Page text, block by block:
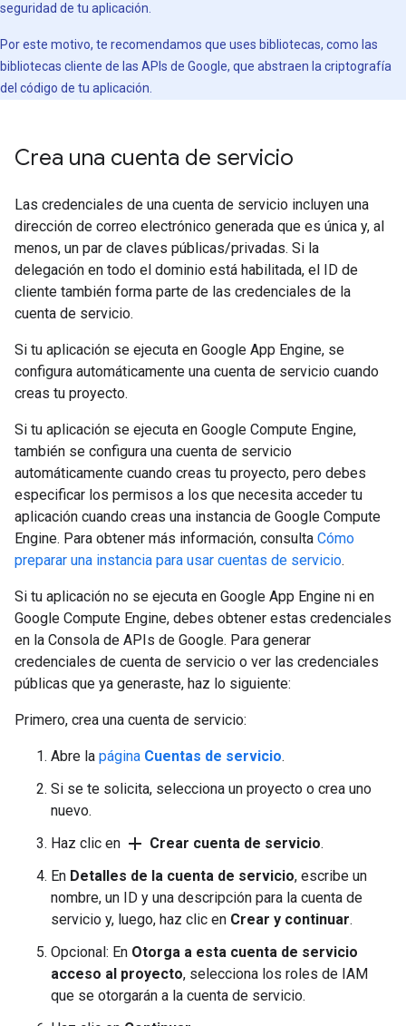
seguridad de tu aplicación.
Por este motivo, te recomendamos que uses bibliotecas, como las
bibliotecas cliente de las APIs de Google, que abstraen la criptografía
del código de tu aplicación.
Crea una cuenta de servicio
Las credenciales de una cuenta de servicio incluyen una
dirección de correo electrónico generada que es única y, al
menos, un par de claves públicas/privadas. Si la
delegación en todo el dominio está habilitada, el ID de
cliente también forma parte de las credenciales de la
cuenta de servicio.
Si tu aplicación se ejecuta en Google App Engine, se
configura automáticamente una cuenta de servicio cuando
creas tu proyecto.
Si tu aplicación se ejecuta en Google Compute Engine,
también se configura una cuenta de servicio
automáticamente cuando creas tu proyecto, pero debes
especificar los permisos a los que necesita acceder tu
aplicación cuando creas una instancia de Google Compute
Engine. Para obtener más información, consulta Cómo
preparar una instancia para usar cuentas de servicio.
Si tu aplicación no se ejecuta en Google App Engine ni en
Google Compute Engine, debes obtener estas credenciales
en la Consola de APIs de Google. Para generar
credenciales de cuenta de servicio o ver las credenciales
públicas que ya generaste, haz lo siguiente:
Primero, crea una cuenta de servicio:
Abre la página Cuentas de servicio.
Si se te solicita, selecciona un proyecto o crea uno
nuevo.
Haz clic en add Crear cuenta de servicio.
En Detalles de la cuenta de servicio, escribe un
nombre, un ID y una descripción para la cuenta de
servicio y, luego, haz clic en Crear y continuar.
Opcional: En Otorga a esta cuenta de servicio
acceso al proyecto, selecciona los roles de IAM
que se otorgarán a la cuenta de servicio.